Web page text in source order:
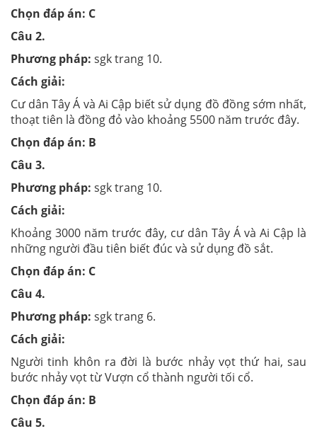
Chọn đáp án: C
Câu 2.
Phương pháp: sgk trang 10.
Cách giải:
Cư dân Tây Á và Ai Cập biết sử dụng đồ đồng sớm nhất,
thoạt tiên là đồng đỏ vào khoảng 5500 năm trước đây.
Chọn đáp án: B
Câu 3.
Phương pháp: sgk trang 10.
Cách giải:
Khoảng 3000 năm trước đây, cư dân Tây Á và Ai Cập là
những người đầu tiên biết đúc và sử dụng đồ sắt.
Chọn đáp án: C
Câu 4.
Phương pháp: sgk trang 6.
Cách giải:
Người tinh khôn ra đời là bước nhảy vọt thứ hai, sau
bước nhảy vọt từ Vượn cổ thành người tối cổ.
Chọn đáp án: B
Câu 5.